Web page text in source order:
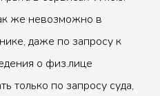
же невозможно в
даже по запросу к
о физ.лице
только по запросу суда,